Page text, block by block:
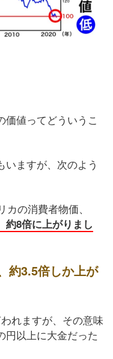
価値ってどういうこ
いますが、次のよう
の消費者物価、
約8倍に上がりまし
約3.5倍しか上が
れますが、その意味
円以上に大金だった